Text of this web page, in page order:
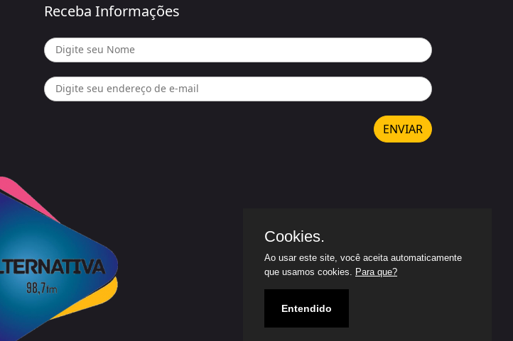
Receba Informações
ENVIAR
Cookies.
Ao usar este site, você aceita automaticamente
que usamos cookies. Para que?
Entendido